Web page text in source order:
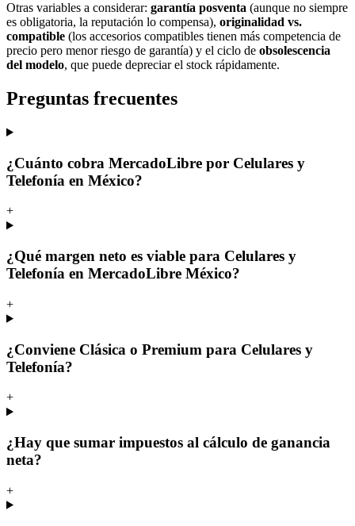
Otras variables a considerar: garantía posventa (aunque no siempre
es obligatoria, la reputación lo compensa), originalidad vs.
compatible (los accesorios compatibles tienen más competencia de
precio pero menor riesgo de garantía) y el ciclo de obsolescencia
del modelo, que puede depreciar el stock rápidamente.
Preguntas frecuentes
¿Cuánto cobra MercadoLibre por Celulares y
Telefonía en México?
+
¿Qué margen neto es viable para Celulares y
Telefonía en MercadoLibre México?
+
¿Conviene Clásica o Premium para Celulares y
Telefonía?
+
¿Hay que sumar impuestos al cálculo de ganancia
neta?
+